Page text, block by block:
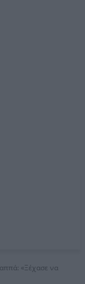
«Ξέχασε να